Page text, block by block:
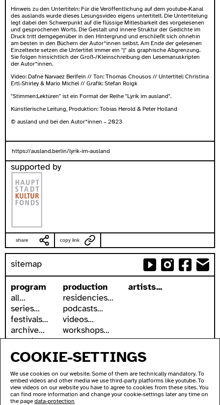
Hinweis zu den Untertiteln: Für die Veröffentlichung auf dem youtube-Kanal
des auslands wurde dieses Lesungsvideo eigens untertitelt. Die Untertitelung
legt dabei den Schwerpunkt auf die flüssige Mitlesbarkeit des vorgelesenen
und gesprochenen Worts. Die Gestalt und innere Struktur der Gedichte im
Druck tritt demgegenüber in den Hintergrund und erschließt sich ohnehin
am besten in den Büchern der Autor*innen selbst. Am Ende der gelesenen
Einzeltexte setzen die Untertitel immer ein "|" als graphische Abgrenzung.
Sie folgen hinsichtlich der Groß-/Kleinschreibung den Lesemanuskripten
der Autor*innen.
Video: Dafne Narvaez Berlfein // Ton: Thomas Chousos // Untertitel: Christina
Ertl-Shirley & Mario Michel // Grafik: Stefan Roigk
"Stimmen:Lektüren" ist ein Format der Reihe "Lyrik im ausland".
Künstlerische Leitung, Produktion: Tobias Herold & Peter Holland
© ausland und bei den Autor*innen – 2023
https://ausland.berlin/lyrik-im-ausland
supported by
share copy link
sitemap
program
all...
series...
festivals...
archive...
search
production
residencies...
podcasts...
videos...
workshops...
artists...
accessibility
ausland in sign language
wc's
transportation
about
contact
newsletter
supported by
COOKIE-SETTINGS
We use cookies on our website. Some of them are technically mandatory. To
embed videos and other media we use third-party platforms like youtube. To
view videos on our website you have to agree to cookies from these sites. You
can find more information and change your cookie-settings later any time on
the page data-protection